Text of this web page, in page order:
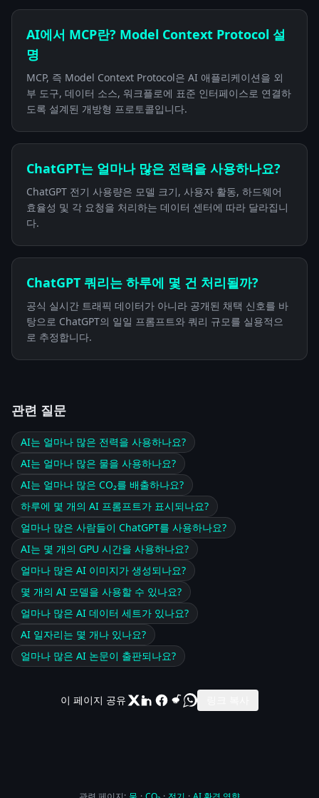
AI에서 MCP란? Model Context Protocol 설
명
MCP, 즉 Model Context Protocol은 AI 애플리케이션을 외
부 도구, 데이터 소스, 워크플로에 표준 인터페이스로 연결하
도록 설계된 개방형 프로토콜입니다.
ChatGPT는 얼마나 많은 전력을 사용하나요?
ChatGPT 전기 사용량은 모델 크기, 사용자 활동, 하드웨어
효율성 및 각 요청을 처리하는 데이터 센터에 따라 달라집니
다.
ChatGPT 쿼리는 하루에 몇 건 처리될까?
공식 실시간 트래픽 데이터가 아니라 공개된 채택 신호를 바
탕으로 ChatGPT의 일일 프롬프트와 쿼리 규모를 실용적으
로 추정합니다.
관련 질문
AI는 얼마나 많은 전력을 사용하나요?
AI는 얼마나 많은 물을 사용하나요?
AI는 얼마나 많은 CO₂를 배출하나요?
하루에 몇 개의 AI 프롬프트가 표시되나요?
얼마나 많은 사람들이 ChatGPT를 사용하나요?
AI는 몇 개의 GPU 시간을 사용하나요?
얼마나 많은 AI 이미지가 생성되나요?
몇 개의 AI 모델을 사용할 수 있나요?
얼마나 많은 AI 데이터 세트가 있나요?
AI 일자리는 몇 개나 있나요?
얼마나 많은 AI 논문이 출판되나요?
이 페이지 공유